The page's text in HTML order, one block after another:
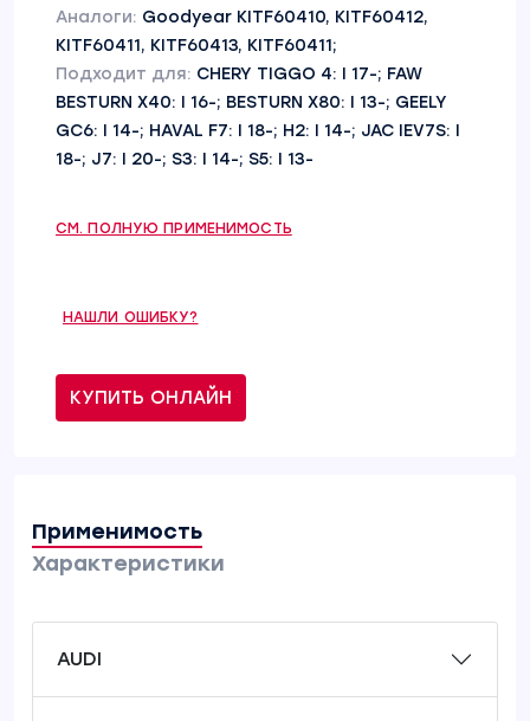
Аналоги: Goodyear KITF60410, KITF60412,
KITF60411, KITF60413, KITF60411;
Подходит для: CHERY TIGGO 4: I 17-; FAW
BESTURN X40: I 16-; BESTURN X80: I 13-; GEELY
GC6: I 14-; HAVAL F7: I 18-; H2: I 14-; JAC IEV7S: I
18-; J7: I 20-; S3: I 14-; S5: I 13-
СМ. ПОЛНУЮ ПРИМЕНИМОСТЬ
НАШЛИ ОШИБКУ?
КУПИТЬ ОНЛАЙН
Применимость
Характеристики
AUDI